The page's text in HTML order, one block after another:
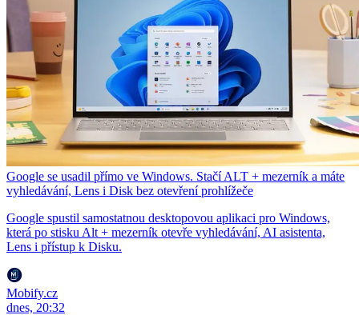
Google se usadil přímo ve Windows. Stačí ALT + mezerník a máte
vyhledávání, Lens i Disk bez otevření prohlížeče
Google spustil samostatnou desktopovou aplikaci pro Windows,
která po stisku Alt + mezerník otevře vyhledávání, AI asistenta,
Lens i přístup k Disku.
Mobify.cz
dnes, 20:32